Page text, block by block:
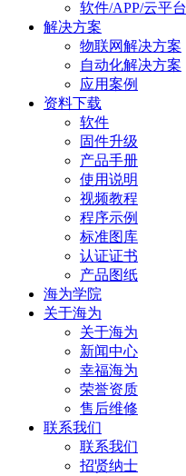
软件/APP/云平台
解决方案
物联网解决方案
自动化解决方案
应用案例
资料下载
软件
固件升级
产品手册
使用说明
视频教程
程序示例
标准图库
认证证书
产品图纸
海为学院
关于海为
关于海为
新闻中心
幸福海为
荣誉资质
售后维修
联系我们
联系我们
招贤纳士